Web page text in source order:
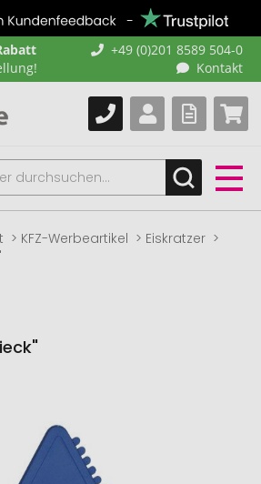
+49 (0)201 8589 504-0
Kontakt
KFZ-Werbeartikel
Eiskratzer